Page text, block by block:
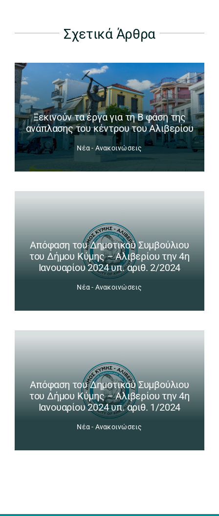
Σχετικά Άρθρα
Ξεκινούν τα έργα για τη Β φάση της
ανάπλασης του κέντρου του Αλιβερίου
Νέα - Ανακοινώσεις
Απόφαση του Δημοτικού Συμβούλιου
του Δήμου Κύμης – Αλιβερίου την 4η
Ιανουαρίου 2024 υπ. αριθ. 2/2024
Νέα - Ανακοινώσεις
Απόφαση του Δημοτικού Συμβούλιου
του Δήμου Κύμης – Αλιβερίου την 4η
Ιανουαρίου 2024 υπ. αριθ. 1/2024
Νέα - Ανακοινώσεις